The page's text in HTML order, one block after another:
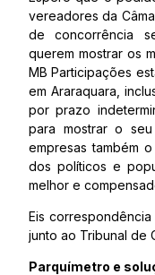
vereadores da
de concorrência
querem mostrar os
MB Participações
em Araraquara,
por prazo
para mostrar o
empresas também
dos políticos e
melhor e
Eis
junto ao Tribunal de
Parquímetro e